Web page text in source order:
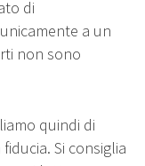
di
a un
non sono
quindi di
Si consiglia